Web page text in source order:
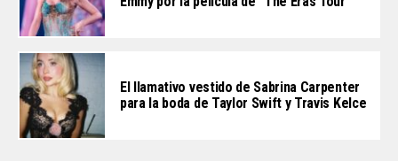
El llamativo vestido de Sabrina Carpenter
para la boda de Taylor Swift y Travis Kelce